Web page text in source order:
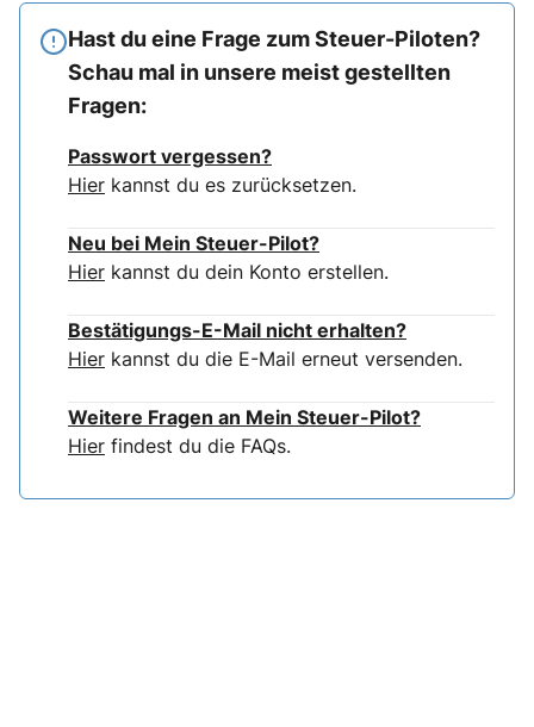
Hast du eine Frage zum Steuer-Piloten?
Schau mal in unsere meist gestellten
Fragen:
Passwort vergessen?
Hier kannst du es zurücksetzen.
Neu bei Mein Steuer-Pilot?
Hier kannst du dein Konto erstellen.
Bestätigungs-E-Mail nicht erhalten?
Hier kannst du die E-Mail erneut versenden.
Weitere Fragen an Mein Steuer-Pilot?
Hier findest du die FAQs.